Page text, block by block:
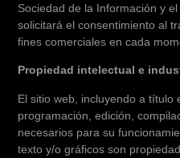
Sociedad de la Información y
solicitará el consentimiento al
fines comerciales en cada
Propiedad intelectual e
El sitio web, incluyendo a título
programación, edición,
necesarios para su
texto y/o gráficos son